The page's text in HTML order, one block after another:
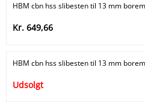
HBM cbn hss slibesten til 13 mm
Kr. 649,66
HBM cbn hss slibesten til 13 mm
Udsolgt